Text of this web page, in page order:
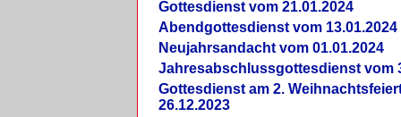
Gottesdienst vom 21.01.2024
Abendgottesdienst vom 13.01.2024
Neujahrsandacht vom 01.01.2024
Jahresabschlussgottesdienst vom
Gottesdienst am 2.
26.12.2023